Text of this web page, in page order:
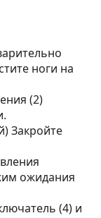
ноги на
(2)
Закройте
ожидания
(4) и